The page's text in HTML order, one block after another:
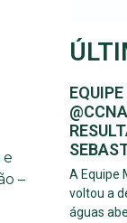
e
–
A Equipe
voltou a
águas